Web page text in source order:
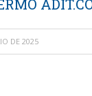
DE 2025